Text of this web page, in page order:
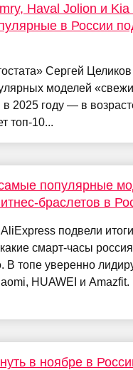
Haval Jolion и
в России
Сергей
моделей
2025 году — в
топ-10...
популярные
браслетов в
подвели
смарт-часы
В топе уверенно
HUAWEI и Amazfit.
в ноябре в